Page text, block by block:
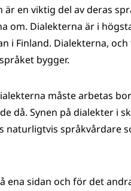
en viktig del av deras
om. Dialekterna är i
i Finland. Dialekterna,
bygger.
måste arbetas
då. Synen på dialekter i
naturligtvis språkvårdare
ena sidan och för det